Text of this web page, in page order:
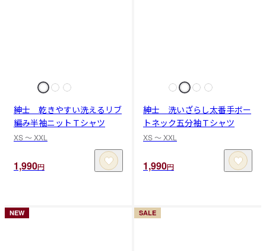
紳士 乾きやすい洗えるリブ
編み半袖ニットＴシャツ
XS 〜 XXL
1,990円
紳士 洗いざらし太番手ボー
トネック五分袖Ｔシャツ
XS 〜 XXL
1,990円
NEW SALE